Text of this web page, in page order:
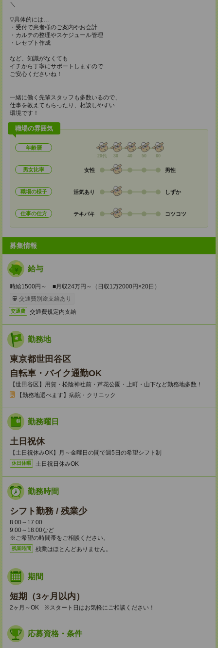
＼
▽具体的には…
・受付で患者様のご案内やお会計
・カルテの整理やスケジュール管理
・レセプト作成
など、知識がなくても
イチから丁寧にサポートしますので
ご安心くださいね！
一緒に働く先輩スタッフも多数いるので、
仕事を教えてもらったり、相談しやすい
環境です！
職場の雰囲気
年齢層
20代 30 40 50 60
男女比率 女性 男性
職場の様子 活気あり しずか
仕事の仕方 テキパキ コツコツ
募集情報
給与
時給1500円～ ■月収24万円～（日収1万2000円×20日）
交通費別途支給あり
交通費 交通費規定内支給
勤務地
東京都世田谷区
自転車・バイク通勤OK
【世田谷区】用賀・松陰神社前・芦花公園・上町・山下など勤務地多数！
【勤務地選べます】病院・クリニック
勤務曜日
土日祝休
【土日祝休みOK】月～金曜日の間で週5日の希望シフト制
休日休暇 土日祝日休みOK
勤務時間
シフト勤務 / 残業少
8:00～17:00
9:00～18:00など
※ご希望の時間帯をご相談ください。
残業時間 残業はほとんどありません。
期間
短期（3ヶ月以内）
2ヶ月～OK ※スタート日はお気軽にご相談ください！
応募資格・条件